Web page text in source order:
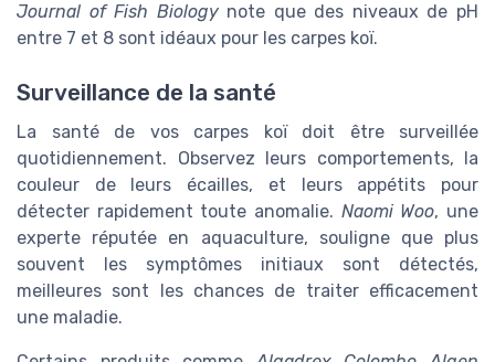
Journal of Fish Biologynote que des niveaux de pH
entre 7 et 8 sont idéaux pour les carpes koï.
Surveillance de la santé
La santé de vos carpes koï doit être surveillée
quotidiennement. Observez leurs comportements, la
couleur de leurs écailles, et leurs appétits pour
détecter rapidement toute anomalie. Naomi Woo, une
experte réputée en aquaculture, souligne que plus
souvent les symptômes initiaux sont détectés,
meilleures sont les chances de traiter efficacement
une maladie.